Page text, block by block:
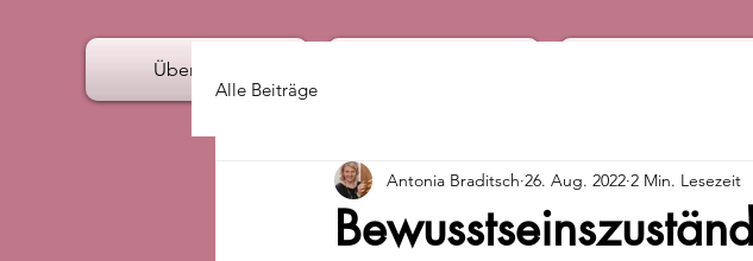
Über mich
Alle Beiträge
Antonia Braditsch 26. Aug. 2022 2 Min. Lesezeit